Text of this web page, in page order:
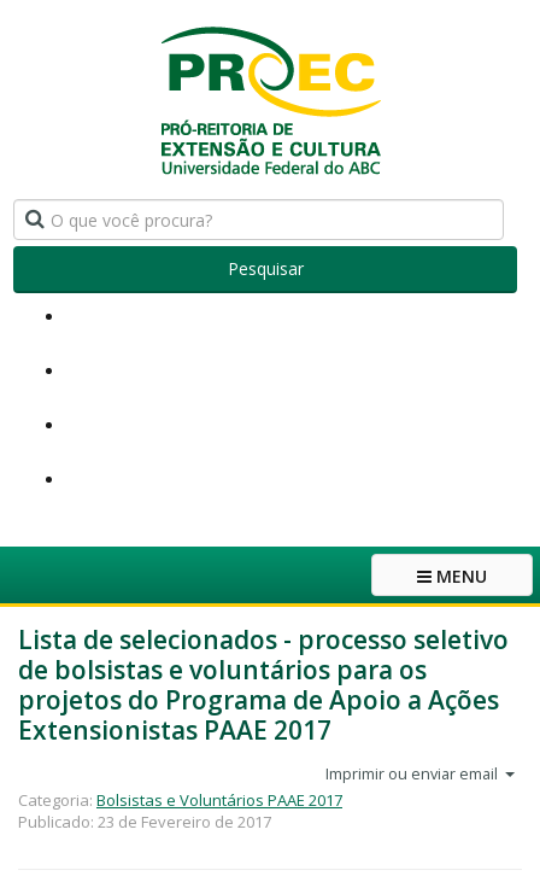
Pesquisar
MENU
Lista de selecionados - processo seletivo
de bolsistas e voluntários para os
projetos do Programa de Apoio a Ações
Extensionistas PAAE 2017
Imprimir ou enviar email
Categoria: Bolsistas e Voluntários PAAE 2017
Publicado: 23 de Fevereiro de 2017